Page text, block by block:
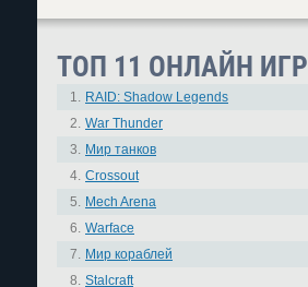
ТОП 11 ОНЛАЙН ИГР
1. RAID: Shadow Legends
2. War Thunder
3. Мир танков
4. Crossout
5. Mech Arena
6. Warface
7. Мир кораблей
8. Stalcraft